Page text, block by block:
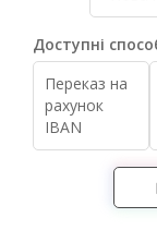
Доступні
Переказ на
рахунок
IBAN